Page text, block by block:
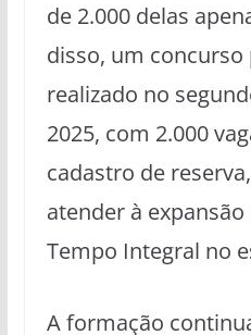
de 2.000 delas
disso, um concurso
realizado no
2025, com 2.000
cadastro de
atender à
Tempo Integral no
A formação